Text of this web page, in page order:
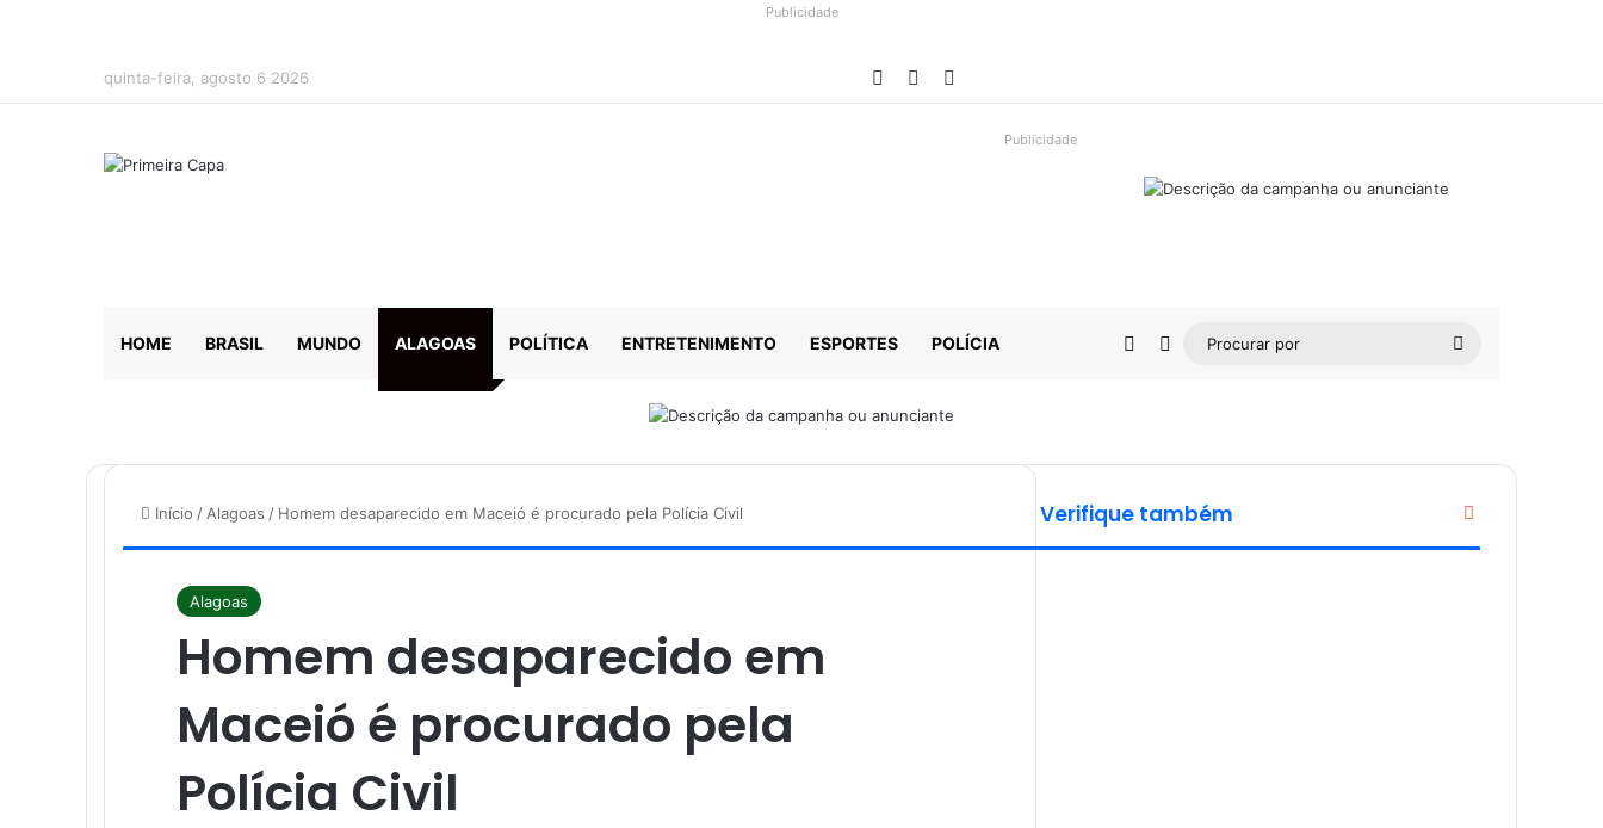
Publicidade
quinta-feira, agosto 6 2026 Facebook
YouTube
Publicidade
HOME BRASIL MUNDO ALAGOAS POLÍTICA ENTRETENIMENTO ESPORTES POLÍCIA Barra Lateral
Switch skin
Procurar
Início / Alagoas / Homem desaparecido em Maceió é procurado pela Polícia Civil
Alagoas
Homem desaparecido em
Maceió é procurado pela
Polícia Civil
Verifique também Fechar